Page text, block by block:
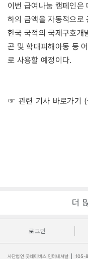
이번 급여나눔 캠페인은
하의 금액을 자동적으로
한국 국적의 국제구호개
곤 및 학대피해아동 등
로 사용할 예정이다.
☞ 관련 기사 바로가
더
로그인
사단법인 굿네이버스 인터내셔날 105-